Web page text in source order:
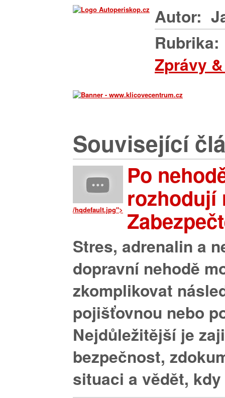
Autor:
Rubrika:
Zprávy
Související
/hqdefault.jpg">
Po
rozhodují
Stres, adrenalin a
dopravní nehodě
zkomplikovat
pojišťovnou nebo
Nejdůležitější je
bezpečnost,
situaci a vědět, kdy